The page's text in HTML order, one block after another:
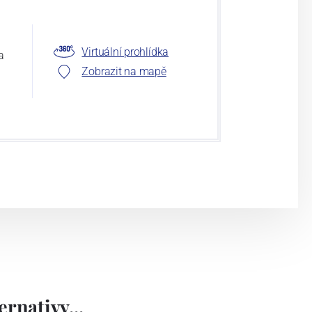
Virtuální prohlídka
Zobrazit na mapě